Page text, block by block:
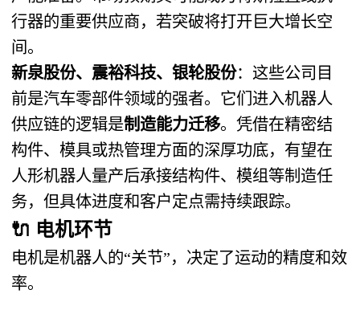
行器的重要供应商，若突破将打开巨大增长空
间。
新泉股份、震裕科技、银轮股份：这些公司目
前是汽车零部件领域的强者。它们进入机器人
供应链的逻辑是制造能力迁移。凭借在精密结
构件、模具或热管理方面的深厚功底，有望在
人形机器人量产后承接结构件、模组等制造任
务，但具体进度和客户定点需持续跟踪。
🔌 电机环节
电机是机器人的“关节”，决定了运动的精度和效
率。